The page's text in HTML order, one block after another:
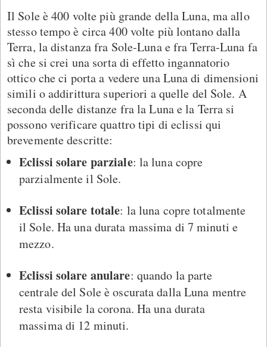
Il Sole è 400 volte più grande della Luna, ma allo
stesso tempo è circa 400 volte più lontano dalla
Terra, la distanza fra Sole-Luna e fra Terra-Luna fa
sì che si crei una sorta di effetto ingannatorio
ottico che ci porta a vedere una Luna di dimensioni
simili o addirittura superiori a quelle del Sole. A
seconda delle distanze fra la Luna e la Terra si
possono verificare quattro tipi di eclissi qui
brevemente descritte:
Eclissi solare parziale: la luna copre
parzialmente il Sole.
Eclissi solare totale: la luna copre totalmente
il Sole. Ha una durata massima di 7 minuti e
mezzo.
Eclissi solare anulare: quando la parte
centrale del Sole è oscurata dalla Luna mentre
resta visibile la corona. Ha una durata
massima di 12 minuti.